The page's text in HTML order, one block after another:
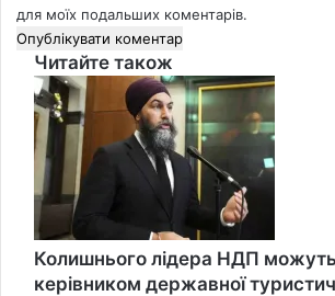
для моїх подальших коментарів.
Читайте також
Close
Колишнього лідера НДП
керівником державної